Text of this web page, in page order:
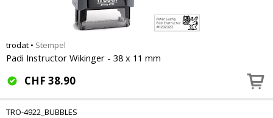
trodat • Stempel
Padi Instructor Wikinger - 38 x 11 mm
CHF 38.90
TRO-4922_BUBBLES